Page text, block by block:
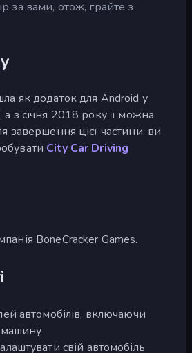
за вами, отож, грайте з
як додаток для Android у
з січня 2018 року її можна
завершення цієї частини, ви
City Car Driving
BoneCracker Games.
автомобілів, включаючи
машину
свій автомобіль